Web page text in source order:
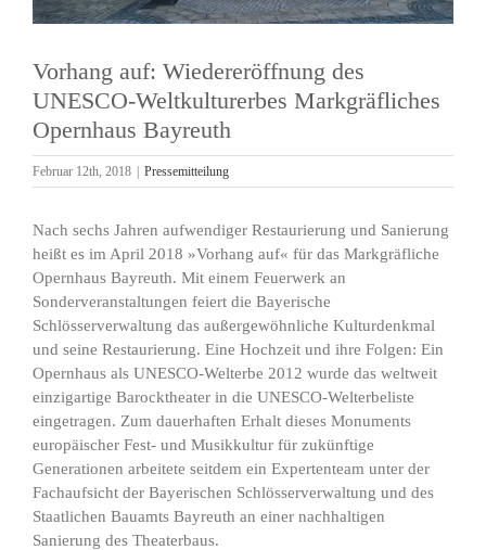
Vorhang auf: Wiedereröffnung des
UNESCO-Weltkulturerbes Markgräfliches
Opernhaus Bayreuth
Februar 12th, 2018 | Pressemitteilung
Nach sechs Jahren aufwendiger Restaurierung und Sanierung
heißt es im April 2018 »Vorhang auf« für das Markgräfliche
Opernhaus Bayreuth. Mit einem Feuerwerk an
Sonderveranstaltungen feiert die Bayerische
Schlösserverwaltung das außergewöhnliche Kulturdenkmal
und seine Restaurierung. Eine Hochzeit und ihre Folgen: Ein
Opernhaus als UNESCO-Welterbe 2012 wurde das weltweit
einzigartige Barocktheater in die UNESCO-Welterbeliste
eingetragen. Zum dauerhaften Erhalt dieses Monuments
europäischer Fest- und Musikkultur für zukünftige
Generationen arbeitete seitdem ein Expertenteam unter der
Fachaufsicht der Bayerischen Schlösserverwaltung und des
Staatlichen Bauamts Bayreuth an einer nachhaltigen
Sanierung des Theaterbaus.